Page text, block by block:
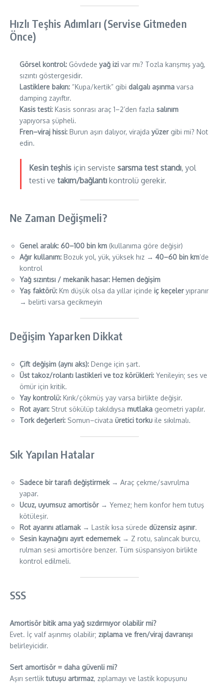
Hızlı Teşhis Adımları (Servise Gitmeden
Önce)
Görsel kontrol: Gövdede yağ izi var mı? Tozla karışmış yağ,
sızıntı göstergesidir.
Lastiklere bakın: “Kupa/kertik” gibi dalgalı aşınma varsa
damping zayıftır.
Kasis testi: Kasis sonrası araç 1–2’den fazla salınım
yapıyorsa şüpheli.
Fren–viraj hissi: Burun aşırı dalıyor, virajda yüzergibi mi? Not
edin.
Kesin teşhis için serviste sarsma test standı, yol
testi ve takım/bağlantı kontrolü gerekir.
Ne Zaman Değişmeli?
Genel aralık: 60–100 bin km (kullanıma göre değişir)
Ağır kullanım: Bozuk yol, yük, yüksek hız → 40–60 bin km’de
kontrol
Yağ sızıntısı / mekanik hasar: Hemen değişim
Yaş faktörü: Km düşük olsa da yıllar içinde iç keçeleryıpranır
→ belirti varsa gecikmeyin
Değişim Yaparken Dikkat
Çift değişim (aynı aks): Denge için şart.
Üst takoz/rolantı lastikleri ve toz körükleri: Yenileyin; ses ve
ömür için kritik.
Yay kontrolü: Kırık/çökmüş yay varsa birlikte değişir.
Rot ayarı: Strut sökülüp takıldıysa mutlaka geometri yapılır.
Tork değerleri: Somun–civata üretici torku ile sıkılmalı.
Sık Yapılan Hatalar
Sadece bir tarafı değiştirmek→ Araç çekme/savrulma
yapar.
Ucuz, uyumsuz amortisör→ Yemez; hem konfor hem tutuş
kötüleşir.
Rot ayarını atlamak→ Lastik kısa sürede düzensiz aşınır.
Sesin kaynağını ayırt edememek→ Z rotu, salıncak burcu,
rulman sesi amortisöre benzer. Tüm süspansiyon birlikte
kontrol edilmeli.
SSS
Amortisör bitik ama yağ sızdırmıyor olabilir mi?
Evet. İç valf aşınmış olabilir; zıplama ve fren/viraj davranışı
belirleyicidir.
Sert amortisör = daha güvenli mi?
Aşırı sertliktutuşu artırmaz, zıplamayı ve lastik kopuşunu